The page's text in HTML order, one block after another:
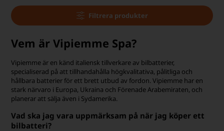
Tel. är stängd vecka 27–32
Bra Trustscore
Filtrera produkter
Vem är Vipiemme Spa?
Vipiemme är en känd italiensk tillverkare av bilbatterier,
specialiserad på att tillhandahålla högkvalitativa, pålitliga och
hållbara batterier för ett brett utbud av fordon. Vipiemme har en
stark närvaro i Europa, Ukraina och Förenade Arabemiraten, och
planerar att sälja även i Sydamerika.
Vad ska jag vara uppmärksam på när jag köper ett
bilbatteri?